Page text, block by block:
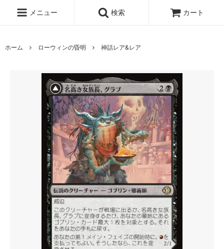
メニュー 検索 カート
ホーム ローウィンの昏明 神話レア&レア